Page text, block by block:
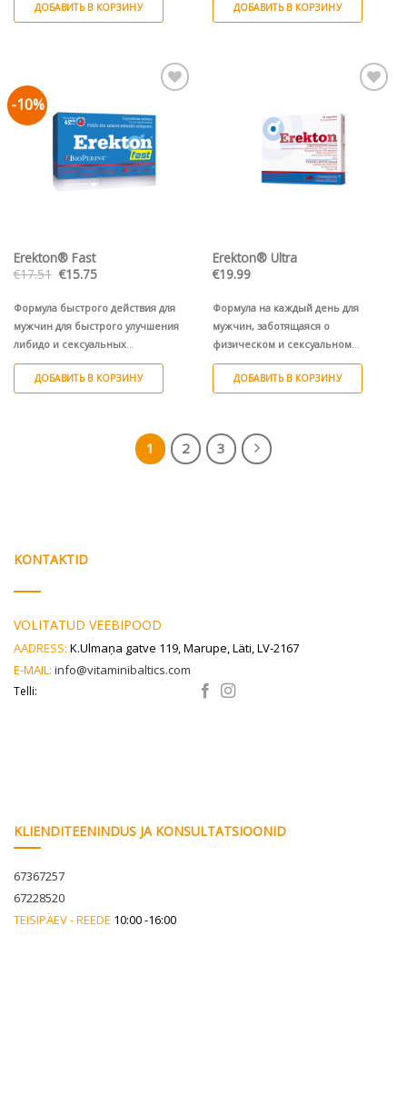
ДОБАВИТЬ В КОРЗИНУ
нормальной работы мышц, что
ДОБАВИТЬ В КОРЗИНУ
-10%
sarakstam
Erekton® Fast
€17.51 Первоначальная
€17.51.
€15.75Текущая
Формула быстрого действия для
мужчин для быстрого улучшения
либидо и сексуальных
способностей.
ДОБАВИТЬ В КОРЗИНУ
sarakstam
Erekton® Ultra
€19.99
Формула на каждый день для
мужчин, заботящаяся о
физическом и сексуальном
здоровье.
ДОБАВИТЬ В КОРЗИНУ
1 2 3
KONTAKTID
VOLITATUD VEEBIPOOD
AADRESS: K.Ulmaņa gatve 119, Marupe, Läti, LV-2167
E-MAIL: info@vitaminibaltics.com
Telli:
KLIENDITEENINDUS JA KONSULTATSIOONID
67367257
67228520
TEISIPÄEV - REEDE 10:00 -16:00